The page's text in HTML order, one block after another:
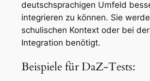
deutschsprachigen Umfeld
integrieren zu können. Sie
schulischen Kontext oder bei
Integration benötigt.
Beispiele für DaZ-Tests: